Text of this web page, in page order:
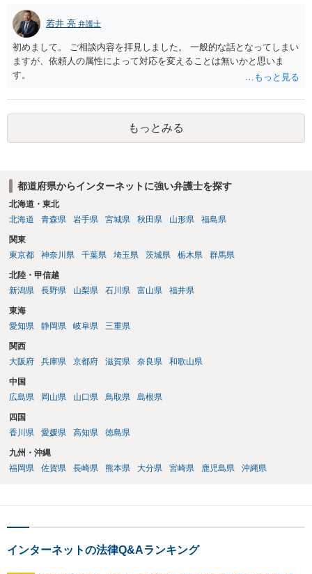
若井 亮 弁護士
初めまして。 ご相談内容を拝見しました。 一般的な話となってしまい
ますが、依頼人の属性によって対応を変えることは無いかと思いま
す。
もっとみる
都道府県からインターネットに強い弁護士を探す
北海道・東北
北海道
青森県 岩手県 宮城県 秋田県 山形県 福島県
関東
東京都
神奈川県 千葉県 埼玉県 茨城県 栃木県 群馬県
北陸・甲信越
新潟県
長野県 山梨県 石川県 富山県 福井県
東海
愛知県
静岡県 岐阜県 三重県
関西
大阪府
兵庫県 京都府 滋賀県 奈良県 和歌山県
中国
広島県
岡山県 山口県 鳥取県 島根県
四国
香川県
愛媛県 高知県 徳島県
九州・沖縄
福岡県
佐賀県 長崎県 熊本県 大分県 宮崎県 鹿児島県 沖縄県
インターネットの法律Q&Aランキング